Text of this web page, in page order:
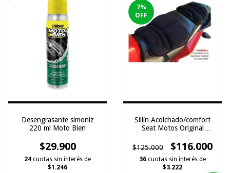
Desengrasante simoniz
220 ml Moto Bien
$29.900
24 cuotas sin interés de
$1.246
7%
OFF
Sillín Acolchado/comfort
Seat Motos Original
$125.000
$116.000
36 cuotas sin interés de
$3.222